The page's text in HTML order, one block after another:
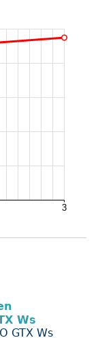
Ws
GTX Ws